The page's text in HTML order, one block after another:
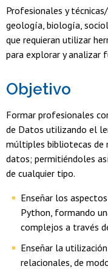
Profesionales y
geología, biología,
que requieran utilizar
para explorar y analizar
Objetivo
Formar profesionales
de Datos utilizando el
múltiples bibliotecas de
datos; permitiéndoles
de cualquier tipo.
Enseñar los
Python, formando
complejos a través
Enseñar la
relacionales, de